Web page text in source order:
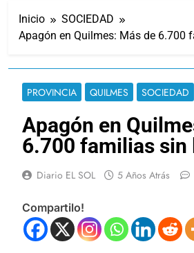
Inicio
SOCIEDAD
Apagón en Quilmes: Más de 6.700
PROVINCIA QUILMES SOCIEDAD
Apagón en
6.700 familias sin
Diario EL SOL 5 Años Atrás
Compartilo!